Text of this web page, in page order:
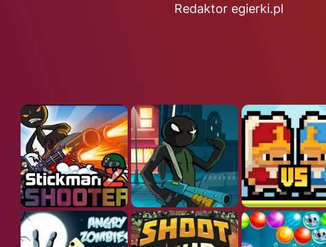
Redaktor egierki.pl